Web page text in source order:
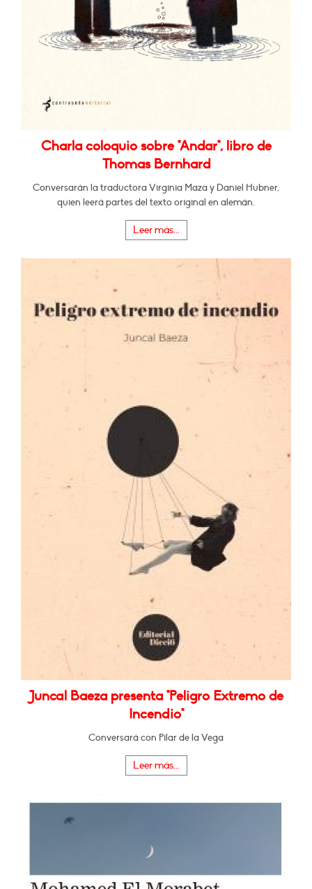
Charla coloquio sobre "Andar", libro de
Thomas Bernhard
Conversarán la traductora Virginia Maza y Daniel Hubner,
quien leerá partes del texto original en alemán.
Leer más...
Juncal Baeza presenta "Peligro Extremo de
Incendio"
Conversará con Pilar de la Vega
Leer más...